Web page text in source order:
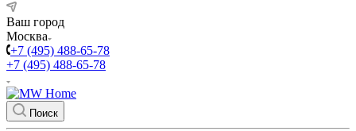
Ваш город
Москва
+7 (495) 488-65-78
+7 (495) 488-65-78
Поиск